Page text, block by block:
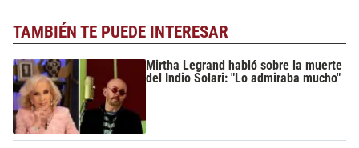
TAMBIÉN TE PUEDE INTERESAR
Mirtha Legrand habló sobre la muerte
del Indio Solari: "Lo admiraba mucho"